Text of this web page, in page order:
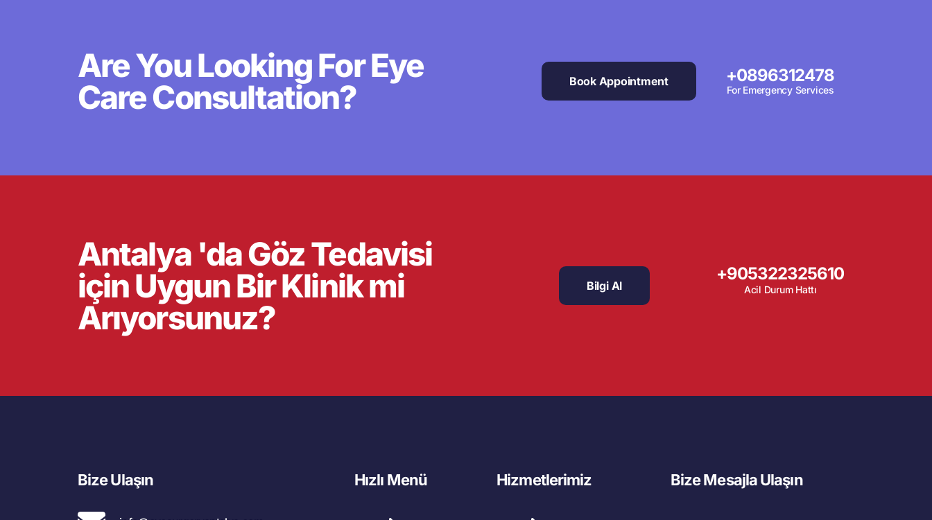
Are You Looking For Eye
Care Consultation?
Book Appointment +0896312478
For Emergency Services
Antalya 'da Göz Tedavisi
için Uygun Bir Klinik mi
Arıyorsunuz?
Bilgi Al
+905322325610
Acil Durum Hattı
Bize Ulaşın Hızlı Menü Hizmetlerimiz Bize Mesajla Ulaşın